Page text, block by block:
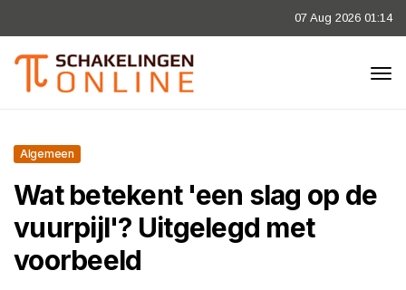
07 Aug 2026 01:14
Algemeen
Wat betekent 'een slag op de
vuurpijl'? Uitgelegd met
voorbeeld